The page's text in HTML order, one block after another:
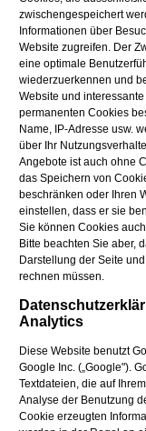
zwischengespeichert
Informationen über
Website zugreifen. Der
eine optimale
wiederzuerkennen und
Website und
permanenten Cookies
Name, IP-Adresse usw.
über Ihr
Angebote ist auch ohne
das Speichern von
beschränken oder Ihren
einstellen, dass er sie
Sie können Cookies
Bitte beachten Sie aber,
Darstellung der Seite
rechnen müssen.
Analytics
Diese Website benutzt
Google Inc. („Google").
Textdateien, die auf
Analyse der Benutzung
Cookie erzeugten